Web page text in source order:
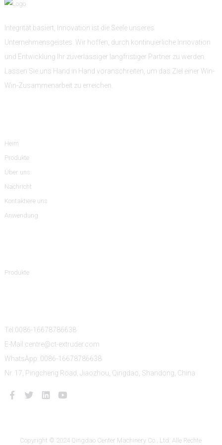
Integrität basiert, Innovation ist die Seele unseres
Unternehmensgeistes. Wir hoffen, durch kontinuierliche Innovation
und Entwicklung Ihr zuverlässiger langfristiger Partner zu werden.
Lassen Sie uns Hand in Hand voranschreiten, um das Ziel einer Win-
Win-Zusammenarbeit zu erreichen.
Heim
Produkte
Über uns
Nachricht
Kontaktiere uns
Anwendung
Produkte
Tel:0086-16678786638
E-Mail:centre@ct-extruder.com
WhatsApp: 0086-16678786638
Nr. 17, Pingcheng Road, Jiaozhou, Qingdao, Shandong, China
Copyright © 2024 Qingdao Center Machinery Co., Ltd. Alle Rechte